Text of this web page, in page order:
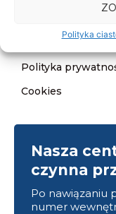
Polityka
Klauzula
Polityka
Cookies
Nasza
czynna
Po nawiązaniu
numer